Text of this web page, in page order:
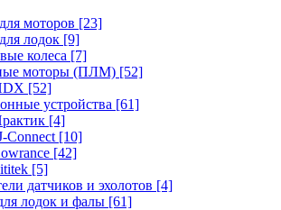
моторов [23]
лодок [9]
колеса [7]
моторы (ПЛМ) [52]
[52]
устройства [61]
[4]
Connect [10]
[42]
[5]
датчиков и эхолотов [4]
лодок и фалы [61]